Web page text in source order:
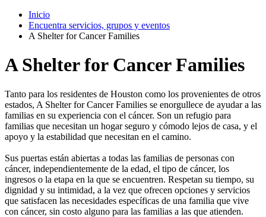
Inicio
Encuentra servicios, grupos y eventos
A Shelter for Cancer Families
A Shelter for Cancer Families
Tanto para los residentes de Houston como los provenientes de otros
estados, A Shelter for Cancer Families se enorgullece de ayudar a las
familias en su experiencia con el cáncer. Son un refugio para
familias que necesitan un hogar seguro y cómodo lejos de casa, y el
apoyo y la estabilidad que necesitan en el camino.
Sus puertas están abiertas a todas las familias de personas con
cáncer, independientemente de la edad, el tipo de cáncer, los
ingresos o la etapa en la que se encuentren. Respetan su tiempo, su
dignidad y su intimidad, a la vez que ofrecen opciones y servicios
que satisfacen las necesidades específicas de una familia que vive
con cáncer, sin costo alguno para las familias a las que atienden.